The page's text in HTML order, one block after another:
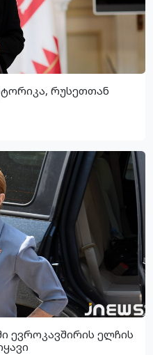
რუსეთთან
ევროკავშირის ელჩის